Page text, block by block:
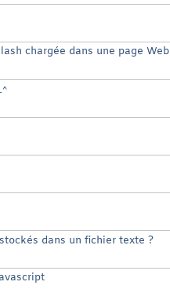
chargée dans une page Web
dans un fichier texte ?